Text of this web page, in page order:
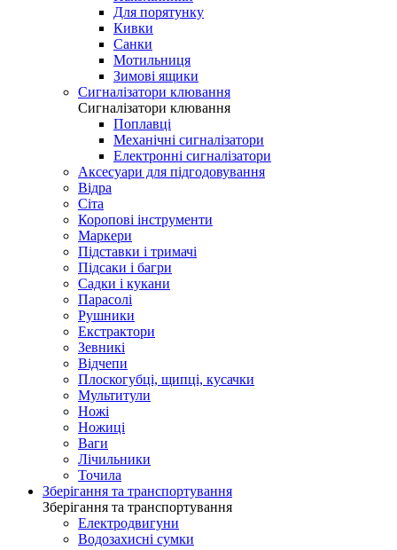
Для порятунку
Кивки
Санки
Мотильниця
Зимові ящики
Сигналізатори клювання
Сигналізатори клювання
Поплавці
Механічні сигналізатори
Електронні сигналізатори
Аксесуари для підгодовування
Відра
Сіта
Коропові інструменти
Маркери
Підставки і тримачі
Підсаки і багри
Садки і кукани
Парасолі
Рушники
Екстрактори
Зевникі
Відчепи
Плоскогубці, щипці, кусачки
Мультитули
Ножі
Ножиці
Ваги
Лічильники
Точила
Зберігання та транспортування
Зберігання та транспортування
Електродвигуни
Водозахисні сумки